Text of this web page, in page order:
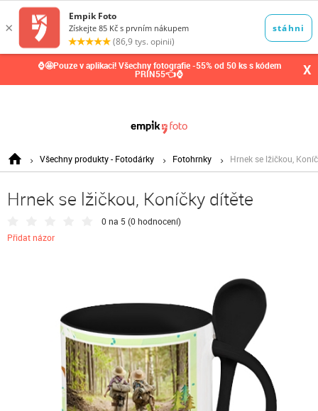
⌚🤩Pouze v aplikaci! Všechny fotografie -55% od 50 ks s kódem
PRIN55👈⌚ X
Všechny produkty - Fotodárky Fotohrnky Hrnek se lžičkou,
Hrnek se lžičkou, Koníčky dítěte
0 na 5 (0 hodnocení)
Přidat názor